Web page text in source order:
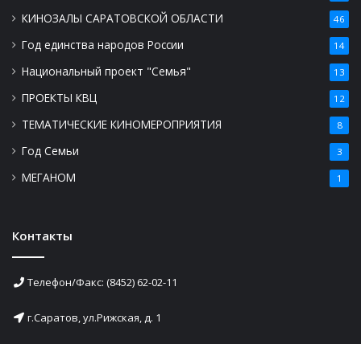
КИНОЗАЛЫ САРАТОВСКОЙ ОБЛАСТИ 46
Год единства народов России 14
Национальный проект "Семья" 13
ПРОЕКТЫ КВЦ 12
ТЕМАТИЧЕСКИЕ КИНОМЕРОПРИЯТИЯ 8
Год Семьи 3
МЕГАНОМ 1
Контакты
Телефон/Факс: (8452) 62-02-11
г.Саратов, ул.Рижская, д. 1